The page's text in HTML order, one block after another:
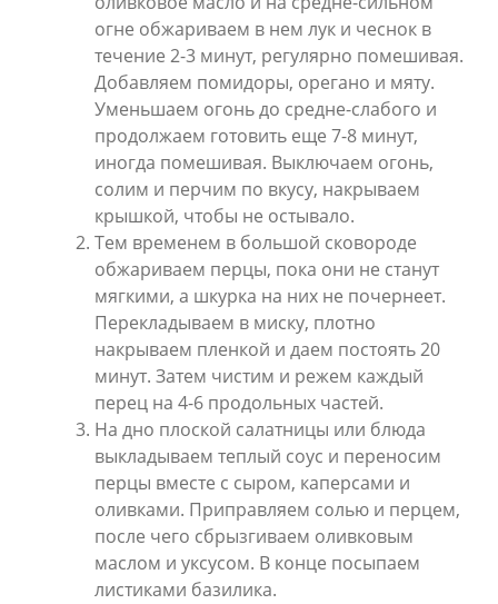
огне обжариваем в нем лук и чеснок в
течение 2-3 минут, регулярно помешивая.
Добавляем помидоры, орегано и мяту.
Уменьшаем огонь до средне-слабого и
продолжаем готовить еще 7-8 минут,
иногда помешивая. Выключаем огонь,
солим и перчим по вкусу, накрываем
крышкой, чтобы не остывало.
Тем временем в большой сковороде
обжариваем перцы, пока они не станут
мягкими, а шкурка на них не почернеет.
Перекладываем в миску, плотно
накрываем пленкой и даем постоять 20
минут. Затем чистим и режем каждый
перец на 4-6 продольных частей.
На дно плоской салатницы или блюда
выкладываем теплый соус и переносим
перцы вместе с сыром, каперсами и
оливками. Приправляем солью и перцем,
после чего сбрызгиваем оливковым
маслом и уксусом. В конце посыпаем
листиками базилика.